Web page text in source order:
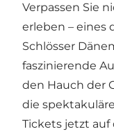
Verpassen Sie
erleben – eines
Schlösser
faszinierende
den Hauch der
die
Tickets jetzt